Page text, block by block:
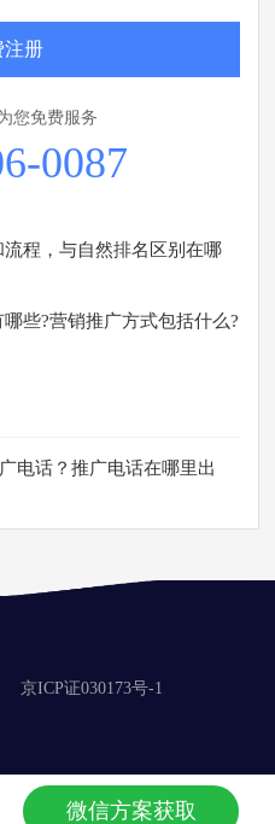
注册
您免费服务
0087
程，与自然排名区别在哪
些?营销推广方式包括什么?
电话？推广电话在哪里出
京ICP证030173号-1
微信方案获取